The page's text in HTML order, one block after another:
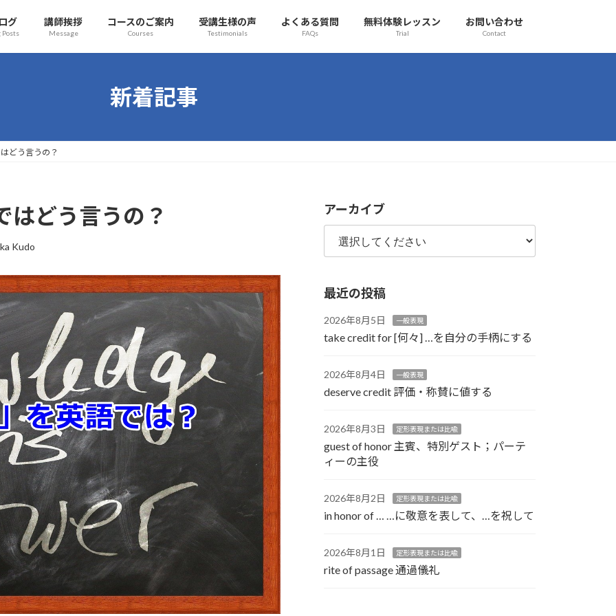
グ
Posts
講師挨拶
Message
コースのご案内
Courses
受講生様の声
Testimonials
よくある質問
FAQs
無料体験レッスン
Trial
お問い合わせ
Contact
新着記事
どう言うの？
はどう言うの？
Kudo
アーカイブ
最近の投稿
2026年8月5日 一般表現
take credit for [何々] …を自分の手柄にする
2026年8月4日 一般表現
deserve credit 評価・称賛に値する
2026年8月3日 定形表現または比喩
guest of honor 主賓、特別ゲスト；パーテ
ィーの主役
2026年8月2日 定形表現または比喩
in honor of … …に敬意を表して、…を祝して
2026年8月1日 定形表現または比喩
rite of passage 通過儀礼